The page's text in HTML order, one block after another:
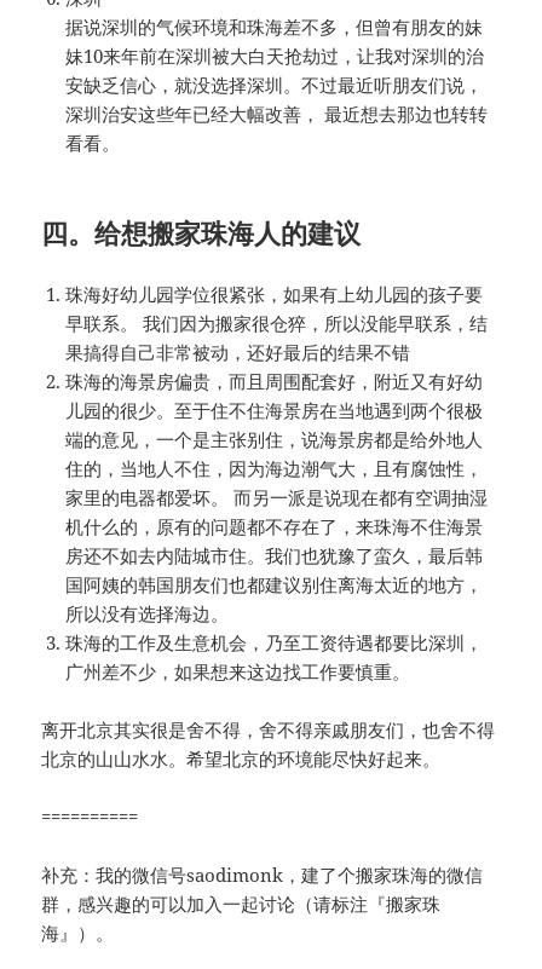
据说深圳的气候环境和珠海差不多，但曾有朋友的妹
妹10来年前在深圳被大白天抢劫过，让我对深圳的治
安缺乏信心，就没选择深圳。不过最近听朋友们说，
深圳治安这些年已经大幅改善， 最近想去那边也转转
看看。
四。给想搬家珠海人的建议
珠海好幼儿园学位很紧张，如果有上幼儿园的孩子要
早联系。 我们因为搬家很仓猝，所以没能早联系，结
果搞得自己非常被动，还好最后的结果不错
珠海的海景房偏贵，而且周围配套好，附近又有好幼
儿园的很少。至于住不住海景房在当地遇到两个很极
端的意见，一个是主张别住，说海景房都是给外地人
住的，当地人不住，因为海边潮气大，且有腐蚀性，
家里的电器都爱坏。 而另一派是说现在都有空调抽湿
机什么的，原有的问题都不存在了，来珠海不住海景
房还不如去内陆城市住。我们也犹豫了蛮久，最后韩
国阿姨的韩国朋友们也都建议别住离海太近的地方，
所以没有选择海边。
珠海的工作及生意机会，乃至工资待遇都要比深圳，
广州差不少，如果想来这边找工作要慎重。
离开北京其实很是舍不得，舍不得亲戚朋友们，也舍不得
北京的山山水水。希望北京的环境能尽快好起来。
==========
补充：我的微信号saodimonk，建了个搬家珠海的微信
群，感兴趣的可以加入一起讨论（请标注『搬家珠
海』）。